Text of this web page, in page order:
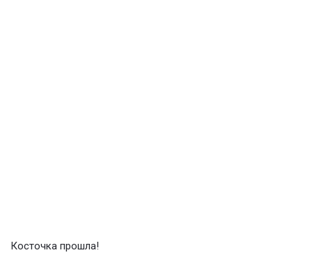
Косточка прошла!